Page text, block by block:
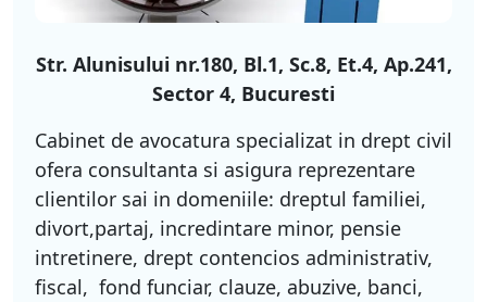
Str. Alunisului nr.180, Bl.1, Sc.8, Et.4, Ap.241,
Sector 4, Bucuresti
Cabinet de avocatura specializat in drept civil
ofera consultanta si asigura reprezentare
clientilor sai in domeniile: dreptul familiei,
divort,partaj, incredintare minor, pensie
intretinere, drept contencios administrativ,
fiscal, fond funciar, clauze, abuzive, banci,